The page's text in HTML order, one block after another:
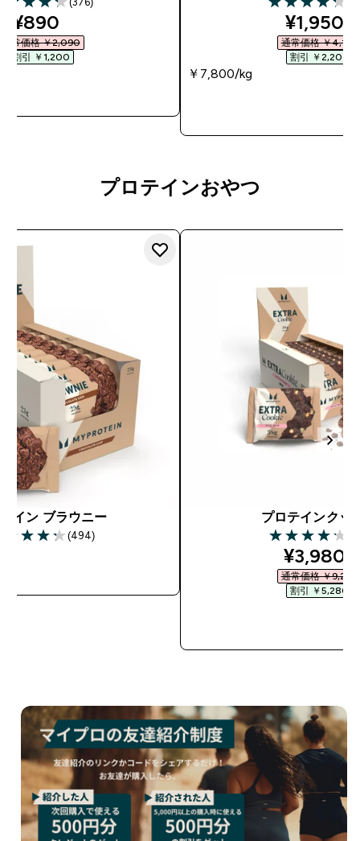
out of 5 stars
discounted price
¥890‎
通常価格 ￥2,090‎
割引 ￥1,200‎
4.28 out of 5
¥1,950‎
通常価格 ￥4,150‎
割引 ￥2,200‎
￥7,800‎/kg
プロテインおやつ
イン ブラウニー
out of 5 stars
(494)
プロテインクッ
4.2 out of 5
¥3,980‎
通常価格 ￥9,260‎
割引 ￥5,280‎